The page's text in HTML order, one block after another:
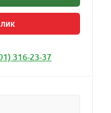
316-23-37